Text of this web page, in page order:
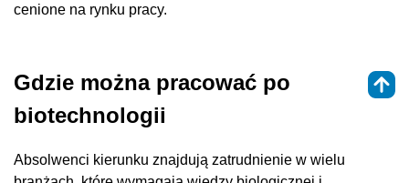
cenione na rynku pracy.
Gdzie można pracować po
biotechnologii
Absolwenci kierunku znajdują zatrudnienie w wielu